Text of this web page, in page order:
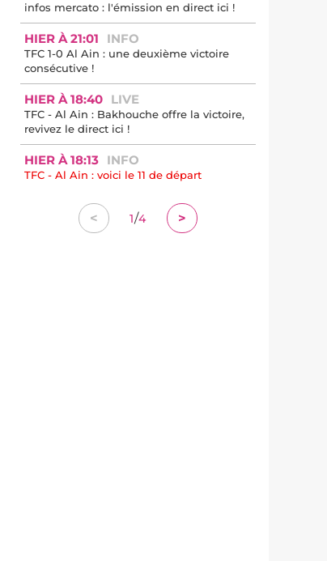
infos mercato : l'émission en direct ici !
HIER À 21:01 INFO
TFC 1-0 Al Ain : une deuxième victoire
consécutive !
HIER À 18:40 LIVE
TFC - Al Ain : Bakhouche offre la victoire,
revivez le direct ici !
HIER À 18:13 INFO
TFC - Al Ain : voici le 11 de départ
< 1/4 >